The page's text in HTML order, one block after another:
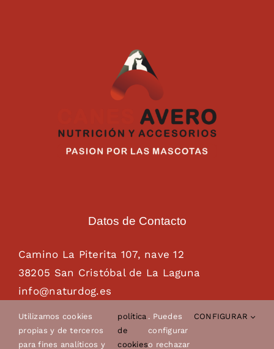
Datos de Contacto
Camino La Piterita 107, nave 12
38205 San Cristóbal de La Laguna
info@naturdog.es
Tel. 922 89 85 89 – 681 28 85 26
Utilizamos cookies
propias y de terceros
para fines analíticos y
política
de
cookies
. Puedes
configurar
o rechazar
CONFIGURAR